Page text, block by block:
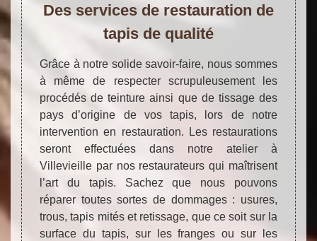
Des services de restauration de
tapis de qualité
Grâce à notre solide savoir-faire, nous sommes
à même de respecter scrupuleusement les
procédés de teinture ainsi que de tissage des
pays d’origine de vos tapis, lors de notre
intervention en restauration. Les restaurations
seront effectuées dans notre atelier à
Villevieille par nos restaurateurs qui maîtrisent
l’art du tapis. Sachez que nous pouvons
réparer toutes sortes de dommages : usures,
trous, tapis mités et retissage, que ce soit sur la
surface du tapis, sur les franges ou sur les